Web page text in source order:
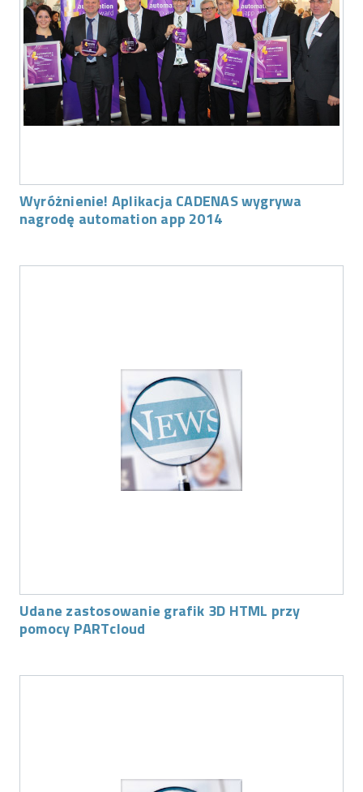
Wyróżnienie! Aplikacja CADENAS wygrywa
nagrodę automation app 2014
Udane zastosowanie grafik 3D HTML przy
pomocy PARTcloud